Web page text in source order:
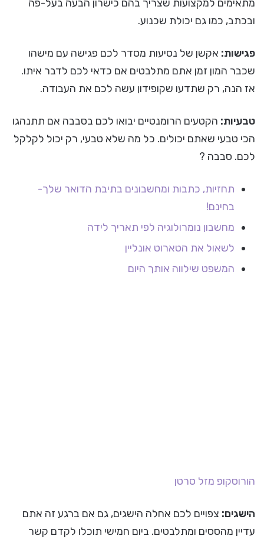
מתאימים למקצועות שצריך בהם כישרון הבעה בעל-פה
ובכתב, כמו גם יכולת שכנוע.
פגישות: אקשן של נסיעות מסדר לכם פגישה עם מישהו
שכבר המון זמן אתם מתלבטים אם כדאי לכם לדבר איתו.
אז הנה, רק שתדעו שקופידון עשה לכם את העבודה.
טבעיות: הקטעים הרומנטיים יבואו לכם בסבבה אם תתנהגו
הכי טבעי שאתם יכולים. כל מה שלא טבעי, רק יכול לקלקל
לכם. סבבה ?
תחזיות, כתבות ומחשבונים בתיבת הדואר שלך-
בחינם!
מחשבון נומרולוגיה לפי תאריך לידה
לשאול את הטארוט אונליין
המשפט שילווה אותך היום
הורוסקופ מזל סרטן
הישגים: צפויים לכם אחלה הישגים, גם אם ברגע זה אתם
עדיין מהססים ומתלבטים. ביום חמישי תוכלו לקדם קשר